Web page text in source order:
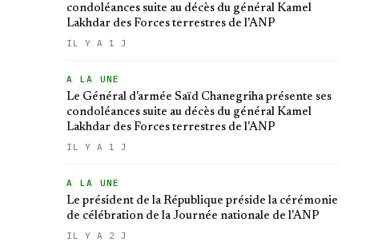
condoléances suite au décès du général Kamel
Lakhdar des Forces terrestres de l'ANP
IL Y A 1 J
A LA UNE
Le Général d'armée Saïd Chanegriha présente ses
condoléances suite au décès du général Kamel
Lakhdar des Forces terrestres de l'ANP
IL Y A 1 J
A LA UNE
Le président de la République préside la cérémonie
de célébration de la Journée nationale de l'ANP
IL Y A 2 J